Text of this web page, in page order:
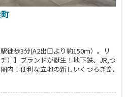
徒歩3分(A2出口より約150ｍ）。リ
）】ブランドが誕生！地下鉄、JR,つ
内！便利な立地の新しいくつろぎ空